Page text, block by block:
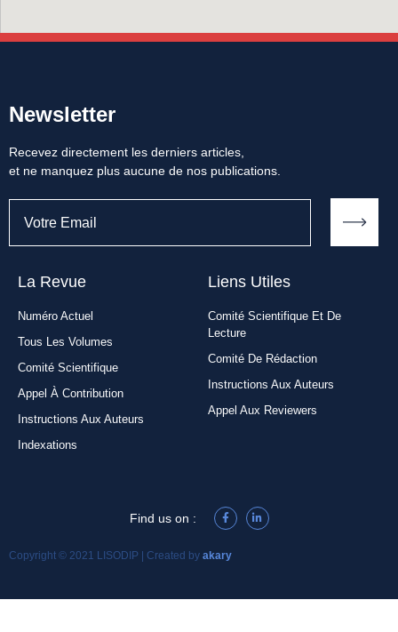
Newsletter
Recevez directement les derniers articles,
et ne manquez plus aucune de nos publications.
La Revue
Numéro Actuel
Tous Les Volumes
Comité Scientifique
Appel À Contribution
Instructions Aux Auteurs
Indexations
Liens Utiles​
Comité Scientifique Et De
Lecture
Comité De Rédaction
Instructions Aux Auteurs
Appel Aux Reviewers
Copyright © 2021 LISODIP | Created by akary
Find us on :